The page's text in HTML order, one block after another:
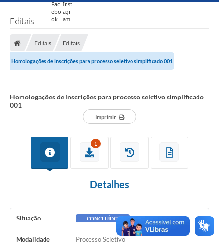
Editais
Editais Editais
Homologações de inscrições para processo seletivo simplificado 001
Homologações de inscrições para processo seletivo simplificado
001
Imprimir
1
Detalhes
Situação CONCLUÍDO
Modalidade Processo Seletivo